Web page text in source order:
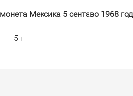
монета Мексика 5 сентаво 1968 год
5 г